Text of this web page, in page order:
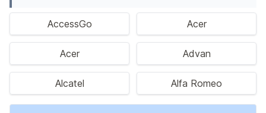
AccessGo Acer
Acer Advan
Alcatel Alfa Romeo